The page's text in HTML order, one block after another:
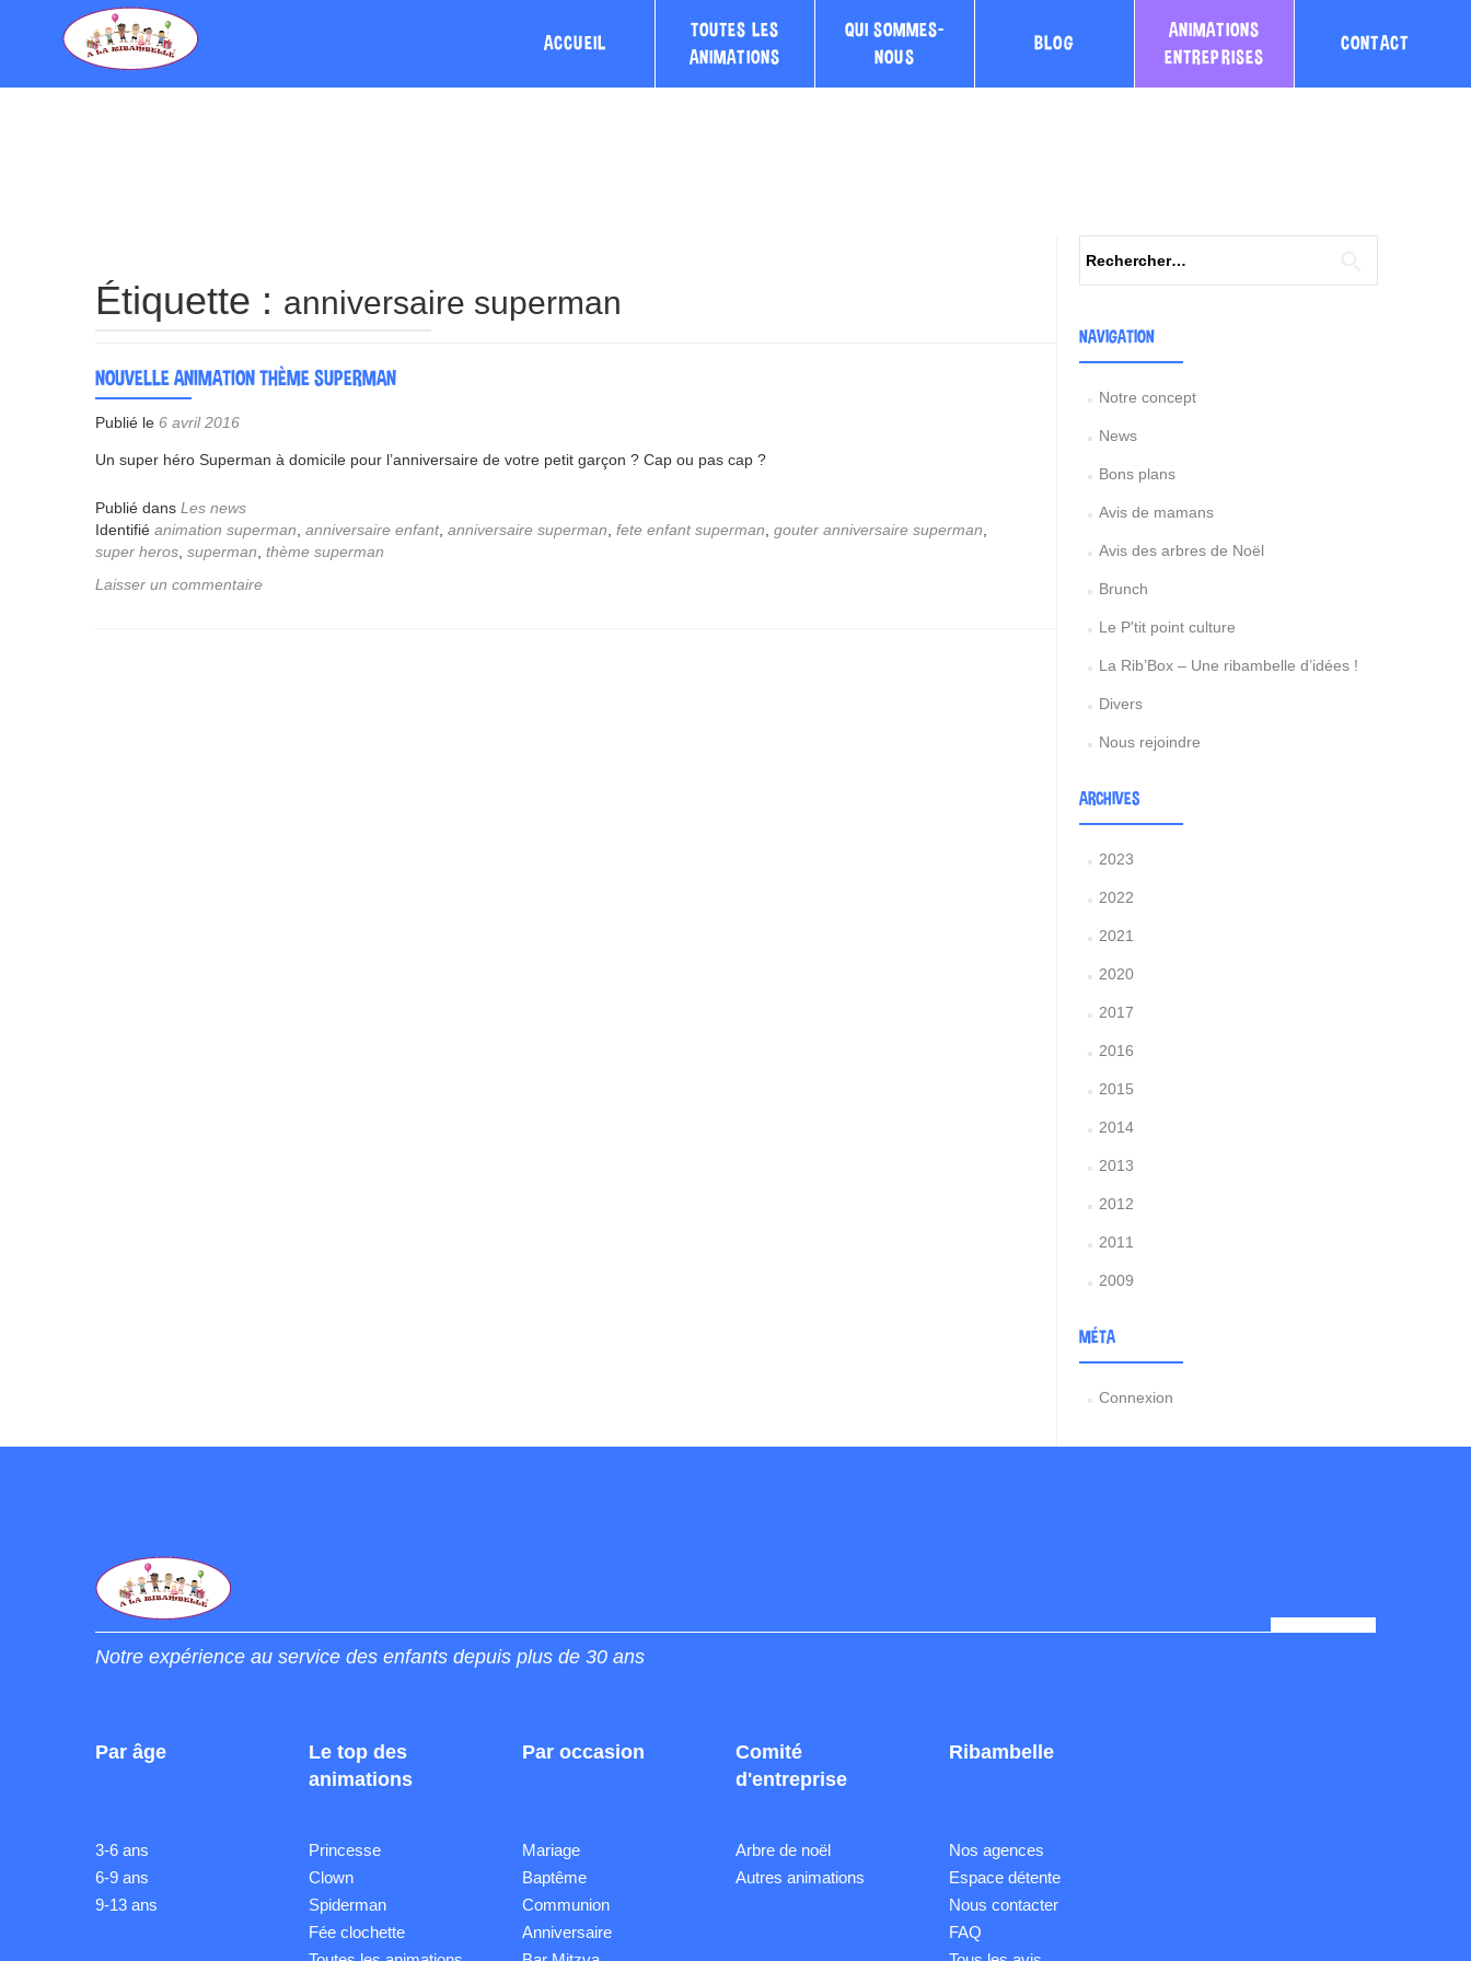
ACCUEIL
TOUTES LES
ANIMATIONS
QUI SOMMES-
NOUS
BLOG
ANIMATIONS
ENTREPRISES
CONTACT
Étiquette : anniversaire superman
NOUVELLE ANIMATION THÈME SUPERMAN
Publié le 6 avril 2016
Un super héro Superman à domicile pour l’anniversaire de votre petit garçon ? Cap ou pas cap ?
Publié dans Les news
Identifié animation superman anniversaire enfant, anniversaire superman fete enfant superman gouter anniversaire superman
super heros superman thème superman
Laisser un commentaire
NAVIGATION
Notre concept
News
Bons plans
Avis de mamans
Avis des arbres de Noël
Brunch
Le P'tit point culture
La Rib’Box – Une ribambelle d’idées !
Divers
Nous rejoindre
ARCHIVES
2023
2022
2021
2020
2017
2016
2015
2014
2013
2012
2011
2009
MÉTA
Connexion
Notre expérience au service des enfants depuis plus de 30 ans
Par âge
3-6 ans
6-9 ans
9-13 ans
Le top des
animations
Princesse
Clown
Spiderman
Fée clochette
Par occasion
Mariage
Baptême
Communion
Anniversaire
Comité
d'entreprise
Arbre de noël
Autres animations
Ribambelle
Nos agences
Espace détente
Nous contacter
FAQ